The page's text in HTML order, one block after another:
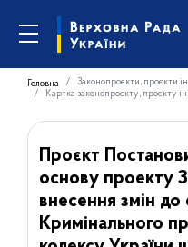
Головна Законопроєкти, проєкти
Картка законопроєкту, проєкту
Проєкт
основу проекту
внесення змін до
Кримінального